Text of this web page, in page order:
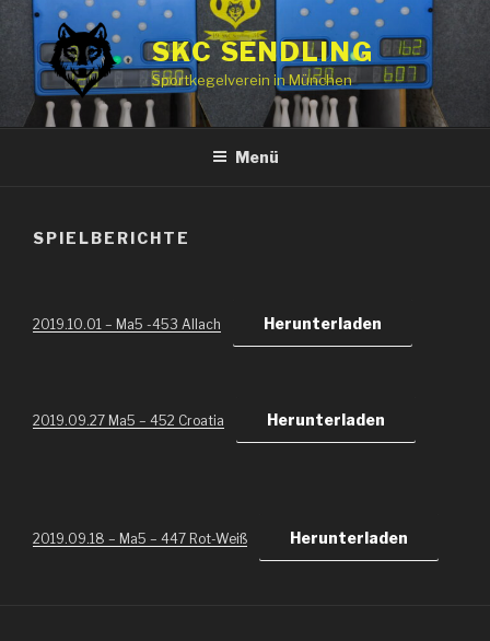
springen
SKC SENDLING
Sportkegelverein in München
Menü
SPIELBERICHTE
2019.10.01 – Ma5 -453 Allach Herunterladen
2019.09.27 Ma5 – 452 Croatia Herunterladen
2019.09.18 – Ma5 – 447 Rot-Weiß Herunterladen